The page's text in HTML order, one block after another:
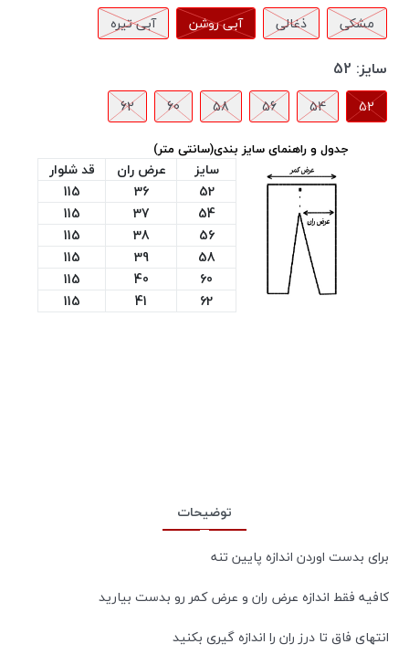
مشکی ذغالی آبی روشن آبی تیره
سایز: 52
52
54
56
58
60
62
جدول و راهنمای سایز بندی(سانتی متر)
سایز عرض ران
قد شلوار
52
36
115
54
37
115
56
38
115
58
39
115
60
40
115
62
41
115
توضیحات
برای بدست اوردن اندازه پایین تنه
کافیه فقط اندازه عرض ران و عرض کمر رو بدست بیارید
انتهای فاق تا درز ران را اندازه گیری بکنید